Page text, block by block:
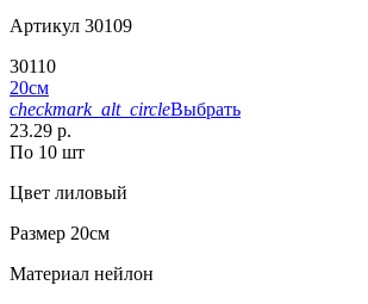
Артикул 30109
30110
20см
checkmark_alt_circleВыбрать
23.29 р.
По 10 шт
Цвет лиловый
Размер 20см
Материал нейлон